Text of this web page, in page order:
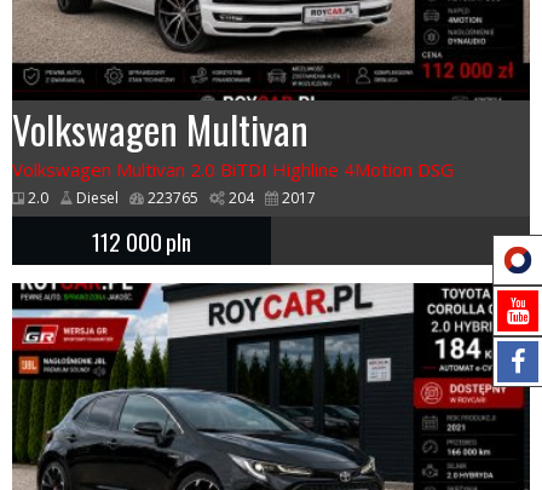
Volkswagen Multivan
Volkswagen Multivan 2.0 BiTDI Highline 4Motion DSG
2.0 Diesel 223765 204 2017
112 000pln